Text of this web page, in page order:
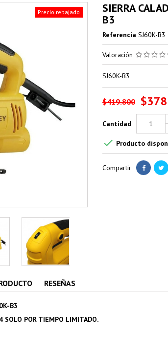
Precio rebajado
SIERRA
B3
Referencia SJ60K-B3
Valoración
SJ60K-B3
$419.800
Cantidad
 Producto
Compartir
RESEÑAS
B3
SOLO POR TIEMPO LIMITADO.